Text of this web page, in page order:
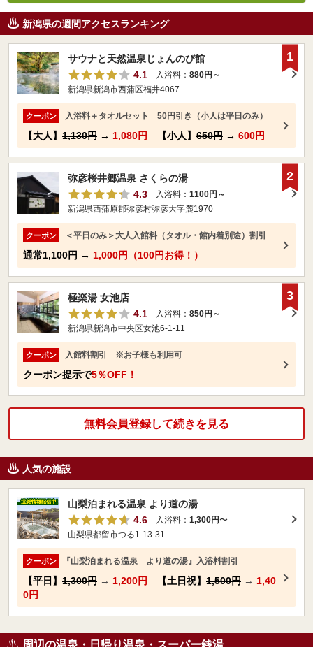
新潟県の週間アクセスランキング
サウナと天然温泉じょんのび館
4.1
入浴料： 880円～
新潟県新潟市西蒲区福井4067
クーポン 入浴料＋タオルセット 50円引き（小人は平日のみ）
【大人】 1,130円 → 1,080円 【小人】 650円 → 600円
1
弥彦桜井郷温泉 さくらの湯
4.3
入浴料： 1100円～
新潟県西蒲原郡弥彦村弥彦大字麓1970
クーポン ＜平日のみ＞大人入館料（タオル・館内着別途）割引
通常1,100円 → 1,000円（100円お得！）
2
極楽湯 女池店
4.1
入浴料： 850円～
新潟県新潟市中央区女池6-1-11
クーポン 入館料割引 ※お子様も利用可
クーポン提示で5％OFF！
3
無料会員登録して続きを見る
人気の施設
山梨泊まれる温泉 より道の湯
4.6
入浴料： 1,300円〜
山梨県都留市つる1-13-31
クーポン 『山梨泊まれる温泉 より道の湯』入浴料割引
【平日】 1,300円 → 1,200円 【土日祝】 1,500円 → 1,40
0円
周辺の温泉・日帰り温泉・スーパー銭湯